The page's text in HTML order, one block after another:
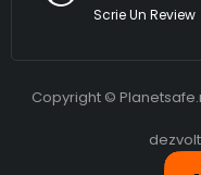
Scrie Un Review
Copyright ©